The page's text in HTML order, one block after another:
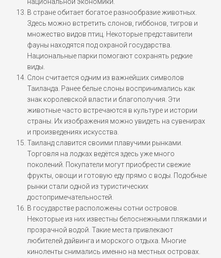
национальной экономики.
В стране обитает богатое разнообразие животных.
Здесь можно встретить слонов, гиббонов, тигров и
множество видов птиц. Некоторые представители
фауны находятся под охраной государства.
Национальные парки помогают сохранять редкие
виды.
Слон считается одним из важнейших символов
Таиланда. Ранее белые слоны воспринимались как
знак королевской власти и благополучия. Эти
животные часто встречаются в культуре и истории
страны. Их изображения можно увидеть на сувенирах
и произведениях искусства.
Таиланд славится своими плавучими рынками.
Торговля на лодках ведётся здесь уже много
поколений. Покупатели могут приобрести свежие
фрукты, овощи и готовую еду прямо с воды. Подобные
рынки стали одной из туристических
достопримечательностей.
В государстве расположены сотни островов.
Некоторые из них известны белоснежными пляжами и
прозрачной водой. Такие места привлекают
любителей дайвинга и морского отдыха. Многие
киноленты снимались именно на местных островах.